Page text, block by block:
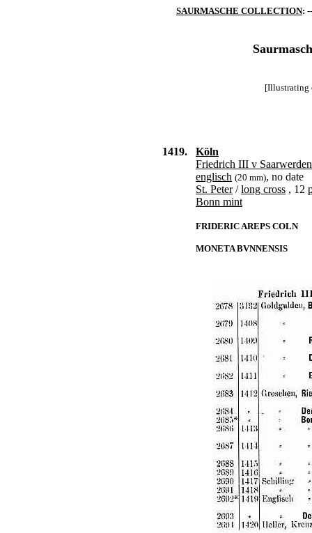
SAURMASCHE COLLECTION:
[Illustrating
1419.
Köln
Friedrich III v
englisch (20 mm), no date
St. Peter/long cross , 12
Bonn mint
FRIDERIC AREPS COLN
MONETA BVNNENSIS